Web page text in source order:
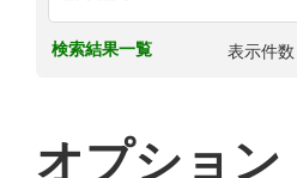
検索結果一覧 表示件数
オプション